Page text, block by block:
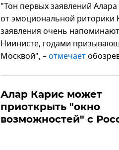
"Тон первых заявлений
от эмоциональной риторики
заявления очень
Ниинисте, годами
Москвой", – отмечает
Алар Карис может
приоткрыть "окно
возможностей" с